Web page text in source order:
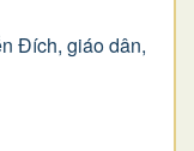
Ðích, giáo dân,